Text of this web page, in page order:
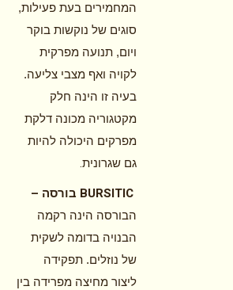
המחמירים בעת פעילות,
סוגים של נוקשות בוקר
ויום, תנועה מפרקית
לקויה ואף מצבי צליעה.
בעיה זו הינה חלק
מקטגוריה מכונה דלקת
מפרקים היכולה להיות
גם שגרונית .
BURSITICבורסה –
הבורסה הינה רקמה
הבנויה בדומה לשקית
של נוזלים. תפקידה
ליצור מחיצה מפרידה בין